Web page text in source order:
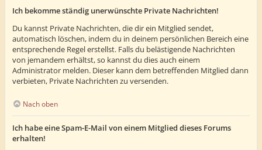
Ich bekomme ständig unerwünschte Private Nachrichten!
Du kannst Private Nachrichten, die dir ein Mitglied sendet,
automatisch löschen, indem du in deinem persönlichen Bereich eine
entsprechende Regel erstellst. Falls du belästigende Nachrichten
von jemandem erhältst, so kannst du dies auch einem
Administrator melden. Dieser kann dem betreffenden Mitglied dann
verbieten, Private Nachrichten zu versenden.
Nach oben
Ich habe eine Spam-E-Mail von einem Mitglied dieses Forums
erhalten!